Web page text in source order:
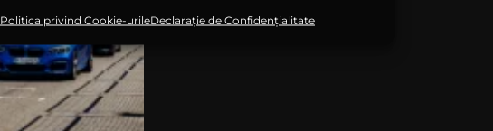
Politica privind Cookie-urileDeclarație de Confidențialitate